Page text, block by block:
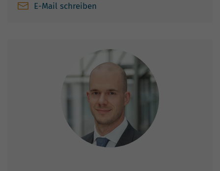
E-Mail schreiben